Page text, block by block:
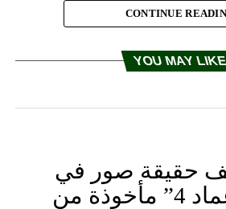
ستُقفل في لبنان!
CONTINUE
YOU MAY LIKE
حقيقة صور في
فيديو نفق “عماد 4” مأخوذة من